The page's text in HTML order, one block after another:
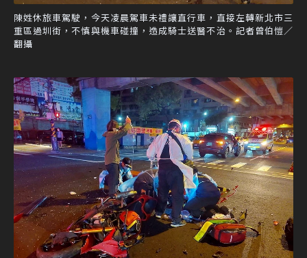
陳姓休旅車駕駛，今天凌晨駕車未禮讓直行車，直接左轉新北市三
重區過圳街，不慎與機車碰撞，造成騎士送醫不治。記者曾伯愷／
翻攝